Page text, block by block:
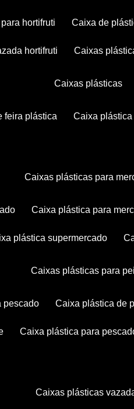
para hortifruti caixa de
hortifruti caixas
caixas plásticas
feira plástica caixa
caixas plásticas para
caixa plástica para
plástica supermercado
caixas plásticas para
pescado caixa plástica de
caixa plástica para
caixas plásticas